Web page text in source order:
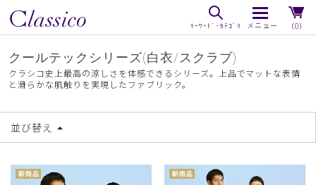
（0）
クールテックシリーズ(白衣/スクラブ)
クラシコ史上最高の涼しさを体感できるシリーズ。上品でマットな表情
と滑らかな肌触りを実現したファブリック。
並び替え